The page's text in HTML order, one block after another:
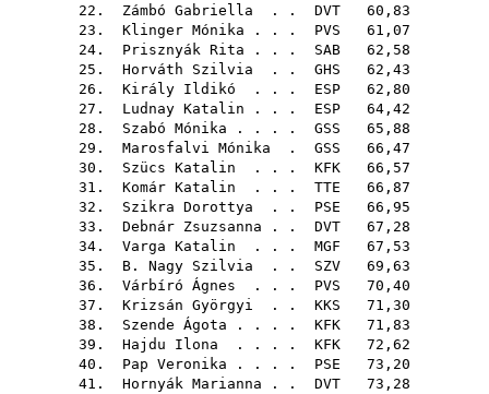
22. Zámbó Gabriella . . DVT 60,83
23. Klinger Mónika . . . PVS 61,07
24. Prisznyák Rita . . . SAB 62,58
25. Horváth Szilvia . . GHS 62,43
26. Király Ildikó . . . ESP 62,80
27. Ludnay Katalin . . . ESP 64,42
28. Szabó Mónika . . . . GSS 65,88
29. Marosfalvi Mónika . GSS 66,47
30. Szücs Katalin . . . KFK 66,57
31. Komár Katalin . . . TTE 66,87
32. Szikra Dorottya . . PSE 66,95
33. Debnár Zsuzsanna . . DVT 67,28
34. Varga Katalin . . . MGF 67,53
35. B. Nagy Szilvia . . SZV 69,63
36. Várbíró Ágnes . . . PVS 70,40
37. Krizsán Györgyi . . KKS 71,30
38. Szende Ágota . . . . KFK 71,83
39. Hajdu Ilona . . . . KFK 72,62
40. Pap Veronika . . . . PSE 73,20
41. Hornyák Marianna . . DVT 73,28